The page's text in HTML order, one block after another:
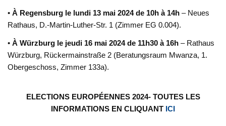
•À Regensburg le lundi 13 mai 2024 de 10h à 14h – Neues
Rathaus, D.-Martin-Luther-Str. 1 (Zimmer EG 0.004).
•À Würzburg le jeudi 16 mai 2024 de 11h30 à 16h – Rathaus
Würzburg, Rückermainstraße 2 (Beratungsraum Mwanza, 1.
Obergeschoss, Zimmer 133a).
ELECTIONS EUROPÉENNES 2024- TOUTES LES
INFORMATIONS EN CLIQUANT ICI